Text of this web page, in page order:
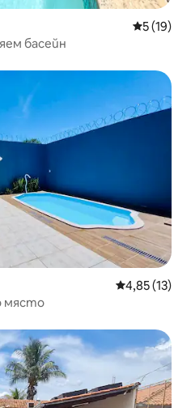
Средна
5 (19)
басейн
Средна
4,85 (13)
място